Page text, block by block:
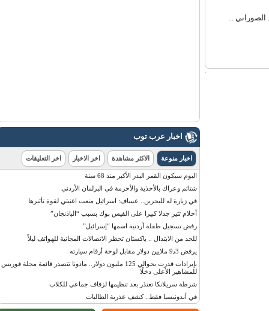
...
اخبار عرب توب
اخبار منوعة الاكثر مشاهدة اخر الاخبار اخر التعليقات
اليوم سيكون القمر البدر الأكبر منذ 68 سنة
شتائم وعراك بالأحذية والأحزمة في البرلمان الأردني
في زيارة له للبحرين.. عساف: اسرائيل منعت اغنيتي لقوة تأثيرها
أحلام تثير جدلا كبيرا على الفيس بوك بسبب “الباذنجان”
رفض تسجيل طفلة أردنية اسمها “إسرائيل”
للحد من الابتذال .. باكستان تحظر الاتصالات المجانية للهواتف ليلاً
يرفض 9٫3 ملايين دولار مقابل لوحة أرقام سيارته
بإيرادات قدرت بحوالي 125 مليون دولار.. مادونا تتصدر قائمة مجلة فوربس
للمشاهير الأعلى دخلًا
شرطة سريلانكا تعتذر بعد تنظيمها لزفاف جماعي للكلاب
في أندونيسيا فقط.. كشف عذرية الطالبات